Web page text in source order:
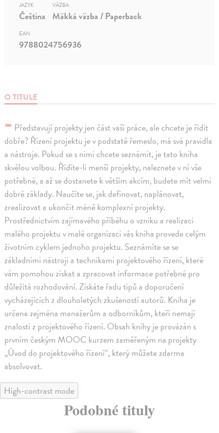
O TITULE
- Představují projekty jen část vaší práce, ale chcete je řídit
dobře? Řízení projektu je v podstatě řemeslo, má svá pravidla
a nástroje. Pokud se s nimi chcete seznámit, je tato kniha
skvělou volbou. Řídíte-li menší projekty, naleznete v ní vše
potřebné, a až se dostanete k větším akcím, budete mít velmi
dobré základy. Naučíte se, jak definovat, naplánovat,
zrealizovat a ukončit méně komplexní projekty.
Prostřednictvím zajímavého příběhu o vzniku a realizaci
malého projektu v malé organizaci vás kniha provede celým
životním cyklem jednoho projektu. Seznámíte se se
základními nástroji a technikami projektového řízení, které
vám pomohou získat a zpracovat informace potřebné pro
důležitá rozhodování. Získáte řadu tipů a doporučení
vycházejících z dlouholetých zkušeností autorů. Kniha je
určena zejména manažerům a odborníkům, kteří nemají
znalosti z projektového řízení. Obsah knihy je provázán s
prvním českým MOOC kurzem zaměřeným na projekty
„Úvod do projektového řízení“, který můžete zdarma
absolvovat.
JAZYK
Čeština
VÄZBA
Mäkká väzba / Paperback
EAN
9788024756936
High-contrast mode
Podobné tituly